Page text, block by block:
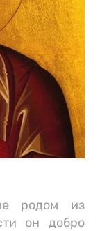
родом из
он добро